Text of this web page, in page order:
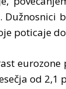
poticaje
od 2,1